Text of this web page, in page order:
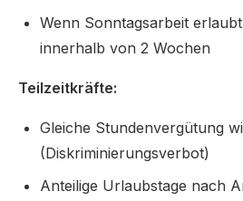
Wenn Sonntagsarbeit
innerhalb von 2 Wochen
Teilzeitkräfte:
Gleiche Stundenvergütung
(Diskriminierungsverbot)
Anteilige Urlaubstage nach